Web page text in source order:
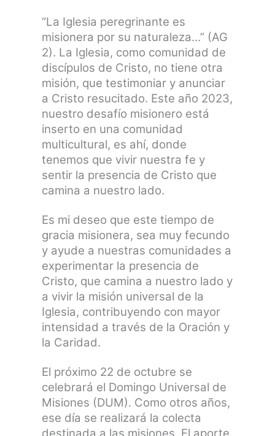
“La Iglesia peregrinante es
misionera por su naturaleza…” (AG
2). La Iglesia, como comunidad de
discípulos de Cristo, no tiene otra
misión, que testimoniar y anunciar
a Cristo resucitado. Este año 2023,
nuestro desafío misionero está
inserto en una comunidad
multicultural, es ahí, donde
tenemos que vivir nuestra fe y
sentir la presencia de Cristo que
camina a nuestro lado.
Es mi deseo que este tiempo de
gracia misionera, sea muy fecundo
y ayude a nuestras comunidades a
experimentar la presencia de
Cristo, que camina a nuestro lado y
a vivir la misión universal de la
Iglesia, contribuyendo con mayor
intensidad a través de la Oración y
la Caridad.
El próximo 22 de octubre se
celebrará el Domingo Universal de
Misiones (DUM). Como otros años,
ese día se realizará la colecta